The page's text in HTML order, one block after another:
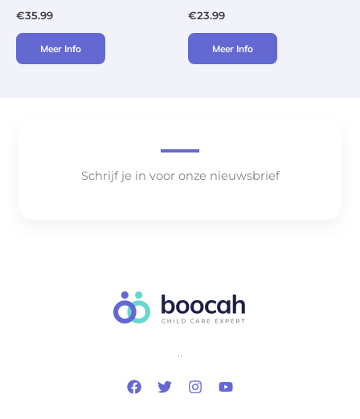
€35.99
Meer Info
€23.99
Meer Info
Schrijf je in voor onze nieuwsbrief
..